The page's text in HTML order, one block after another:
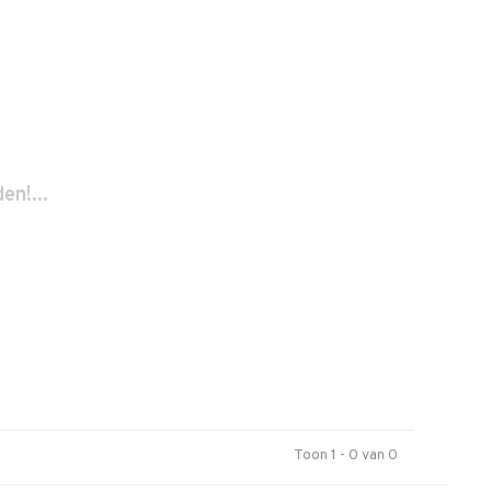
Toon 1 - 0 van 0